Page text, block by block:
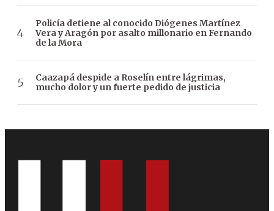
Policía detiene al conocido Diógenes Martínez
Vera y Aragón por asalto millonario en Fernando
de la Mora
Caazapá despide a Roselín entre lágrimas,
mucho dolor y un fuerte pedido de justicia